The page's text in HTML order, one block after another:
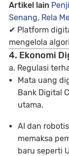
Artikel lain
Senang, Rela
✔ Platform
mengelola
4. Ekonomi
a. Regulasi
Mata uang
Bank Digital
utama.
AI dan
memaksa
baru seperti